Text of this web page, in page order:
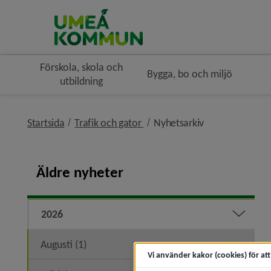
Förskola, skola och
utbildning
Bygga, bo och miljö
Startsida Trafik och gator nivå i brödsmulenavigeringen
Nyhetsarkivnivå i
Äldre nyheter
2026
Augusti (1)
Vi använder kakor (cookies) för